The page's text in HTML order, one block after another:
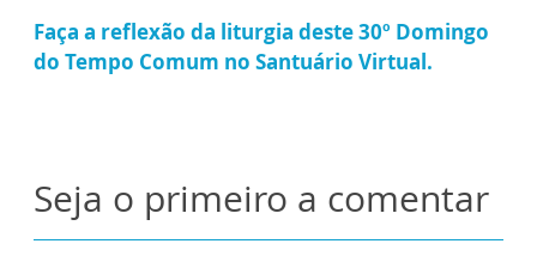
Faça a reflexão da liturgia deste 30º Domingo
do Tempo Comum no Santuário Virtual.
Seja o primeiro a comentar